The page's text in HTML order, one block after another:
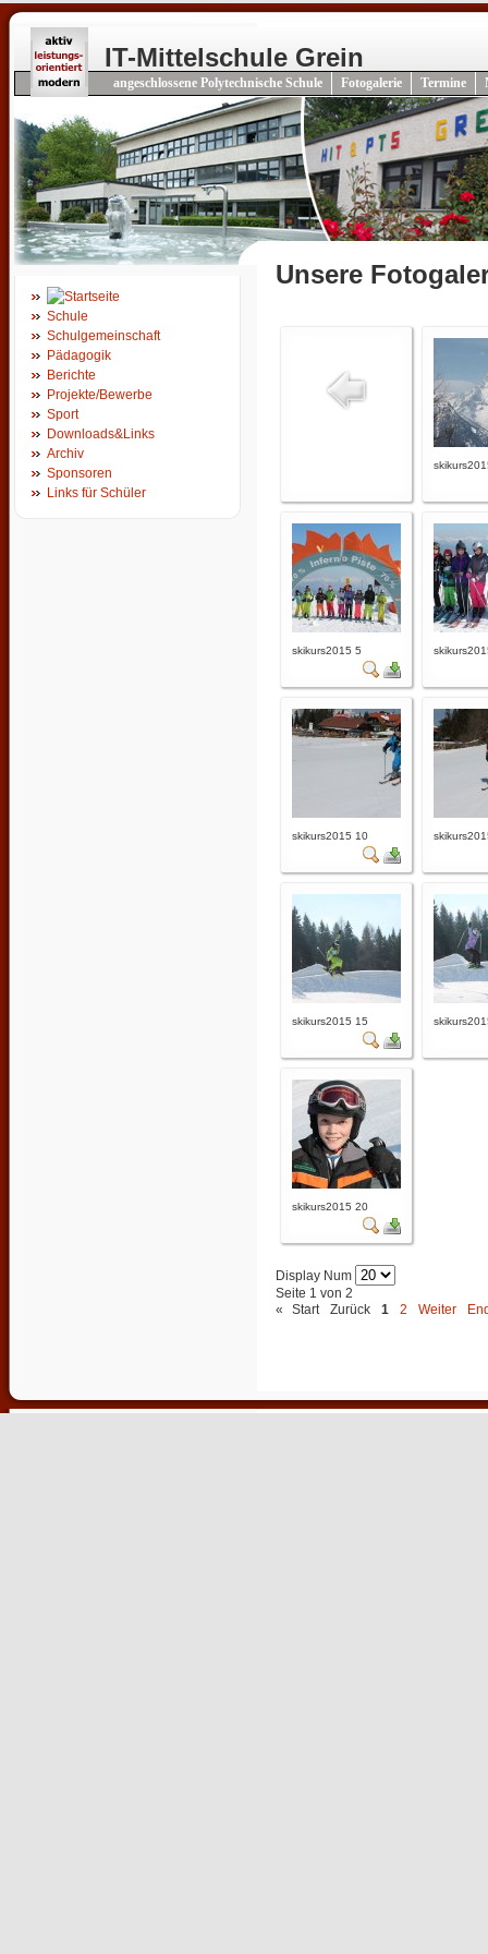
IT-Mittelschule Grein
angeschlossene Polytechnische Schule Fotogalerie Termine
Schule
Schulgemeinschaft
Pädagogik
Berichte
Projekte/Bewerbe
Sport
Downloads&Links
Archiv
Sponsoren
Links für Schüler
Unsere
skikurs2015 5
skikurs2015 10
skikurs2015 15
skikurs2015 20
Display Num
Seite 1 von 2
«
Start Zurück 1 2 Weiter